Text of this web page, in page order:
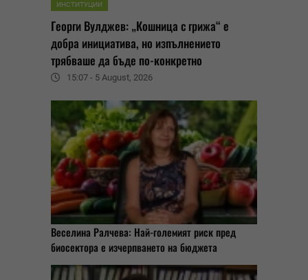
ИНСТИТУЦИИ
Георги Вулджев: „Кошница с грижа“ е
добра инициатива, но изпълнението
трябваше да бъде по-конкретно
15:07 - 5 August, 2026
Веселина Ралчева: Най-големият риск пред
биосектора е изчерпването на бюджета